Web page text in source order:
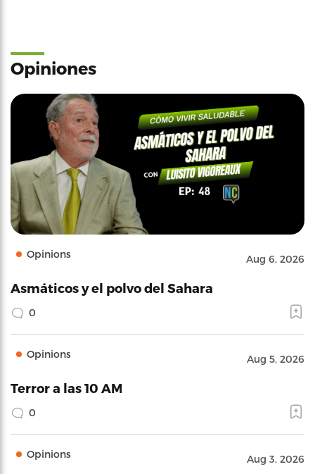
Opiniones
Opinions Aug 6, 2026
Asmáticos y el polvo del Sahara
0
Opinions Aug 5, 2026
Terror a las 10 AM
0
Opinions Aug 3, 2026